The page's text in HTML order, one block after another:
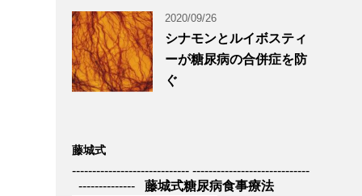
2020/09/26
シナモンとルイボスティ
ーが糖尿病の合併症を防
ぐ
藤城式
----------------------------- -----------------------------
-------------- 藤城式糖尿病食事療法